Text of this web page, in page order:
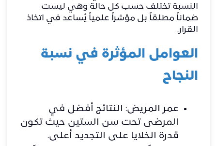
النسبة تختلف حسب كل حالة وهي ليست
ضماناً مطلقاً بل مؤشراً علمياً يُساعد في اتخاذ
القرار.
العوامل المؤثرة في نسبة
النجاح
عمر المريض: النتائج أفضل في
المرضى تحت سن الستين حيث تكون
قدرة الخلايا على التجديد أعلى.